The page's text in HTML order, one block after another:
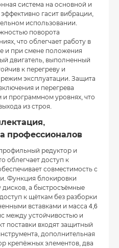
система на основной и
гасит вибрации,
использовании.
поворота
что облегчает работу в
и при смене положения
двигатель, выполненный
к перегреву и
эксплуатации. Защита
и перегрева
и программном уровнях, что
из строя.
профессионалов
редуктор и
облегчает доступ к
совместимость с
Функция блокировки
а быстросъёмные
к щёткам без разборки
вставками и масса 4,6
между устойчивостью и
поставки входят защитный
дополнительная
крепёжных элементов, два